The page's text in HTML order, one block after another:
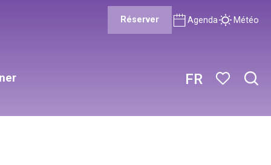
FR
Réserver Agenda Météo